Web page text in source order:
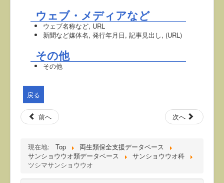
ウェブ・メディアなど
ウェブ名称など, URL
新聞など媒体名, 発行年月日, 記事見出し, (URL)
その他
その他
戻る
前へ 次へ
現在地: Top
両生類保全支援データベース
サンショウウオ類データベース
サンショウウオ科
ツシマサンショウウオ